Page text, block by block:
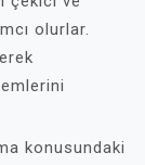
olurlar.
konusundaki